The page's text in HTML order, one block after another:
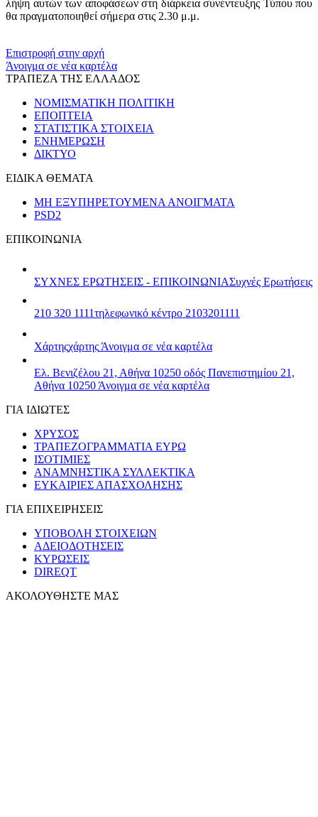
λήψη αυτών των αποφάσεων στη διάρκεια συνέντευξης Τύπου που
θα πραγματοποιηθεί σήμερα στις 2.30 μ.μ.
Επιστροφή στην αρχή
Άνοιγμα σε νέα καρτέλα
ΤΡΑΠΕΖΑ ΤΗΣ ΕΛΛΑΔΟΣ
ΝΟΜΙΣΜΑΤΙΚΗ ΠΟΛΙΤΙΚΗ
ΕΠΟΠΤΕΙΑ
ΣΤΑΤΙΣΤΙΚΑ ΣΤΟΙΧΕΙΑ
ΕΝΗΜΕΡΩΣΗ
ΔΙΚΤΥΟ
ΕΙΔΙΚΑ ΘΕΜΑΤΑ
ΜΗ ΕΞΥΠΗΡΕΤΟΥΜΕΝΑ ΑΝΟΙΓΜΑΤΑ
PSD2
ΕΠΙΚΟΙΝΩΝΙΑ
ΣΥΧΝΕΣ ΕΡΩΤΗΣΕΙΣ - ΕΠΙΚΟΙΝΩΝΙΑΣυχνές Ερωτήσεις
210 320 1111τηλεφωνικό κέντρο 2103201111
Χάρτηςχάρτης Άνοιγμα σε νέα καρτέλα
Ελ. Βενιζέλου 21, Αθήνα 10250 οδός Πανεπιστημίου 21,
Αθήνα 10250 Άνοιγμα σε νέα καρτέλα
ΓΙΑ ΙΔΙΩΤΕΣ
ΧΡΥΣΟΣ
ΤΡΑΠΕΖΟΓΡΑΜΜΑΤΙΑ ΕΥΡΩ
ΙΣΟΤΙΜΙΕΣ
ΑΝΑΜΝΗΣΤΙΚΑ ΣΥΛΛΕΚΤΙΚΑ
ΕΥΚΑΙΡΙΕΣ ΑΠΑΣΧΟΛΗΣΗΣ
ΓΙΑ ΕΠΙΧΕΙΡΗΣΕΙΣ
ΥΠΟΒΟΛΗ ΣΤΟΙΧΕΙΩΝ
ΑΔΕΙΟΔΟΤΗΣΕΙΣ
ΚΥΡΩΣΕΙΣ
DIREQT
ΑΚΟΛΟΥΘΗΣΤΕ ΜΑΣ